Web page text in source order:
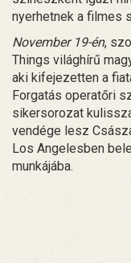
nyerhetnek a filmes
November 19-én,
Things világhírű
aki kifejezetten a
Forgatás operatőri
sikersorozat
vendége lesz
Los Angelesben
munkájába.